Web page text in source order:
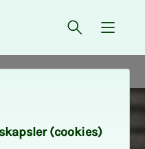
Åpne søk
{
(cookies)